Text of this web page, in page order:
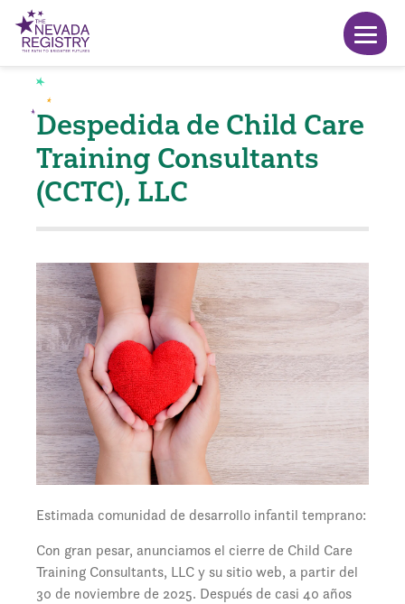
Despedida de Child Care
Training Consultants
(CCTC), LLC
Estimada comunidad de desarrollo infantil temprano:
Con gran pesar, anunciamos el cierre de Child Care
Training Consultants, LLC y su sitio web, a partir del
30 de noviembre de 2025. Después de casi 40 años